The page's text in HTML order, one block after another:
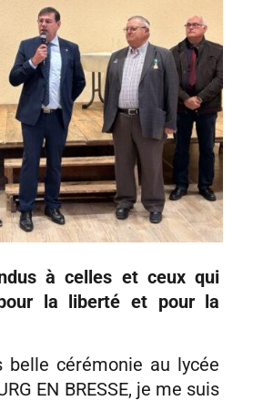
à celles et ceux qui
la liberté et pour la
belle cérémonie au lycée
EN BRESSE, je me suis